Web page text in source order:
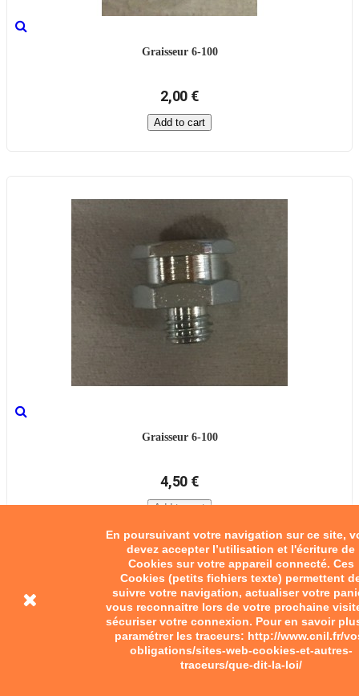
En poursuivant votre navigation sur ce site,
devez accepter l’utilisation et l'écriture de
Cookies sur votre appareil connecté. Ces
Cookies (petits fichiers texte) permettent
suivre votre navigation, actualiser votre
vous reconnaitre lors de votre prochaine
sécuriser votre connexion. Pour en savoir
paramétrer les traceurs: http://www.cnil.fr/
obligations/sites-web-cookies-et-autres-
traceurs/que-dit-la-loi/
Graisseur 6-100
2,00 €
Add to cart
Graisseur 6-100
4,50 €
Add to cart